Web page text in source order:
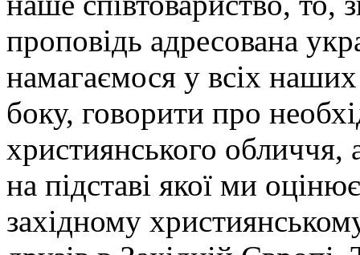
проповідь адресована
намагаємося у всіх наших
боку, говорити про
християнського
на підставі якої ми
західному